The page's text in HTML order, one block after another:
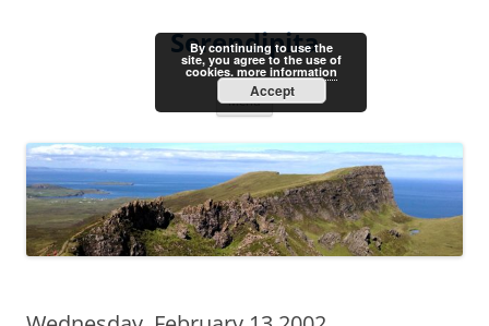
Serendipita
Menu
By continuing to use the
site, you agree to the use of
cookies. more information
Accept